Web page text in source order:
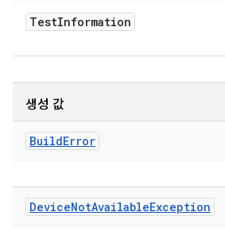
TestInformation
생성 값
BuildError
DeviceNotAvailableException